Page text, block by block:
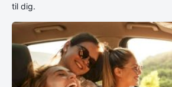
til dig.